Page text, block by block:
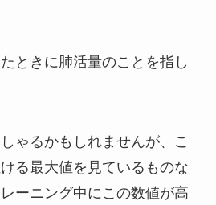
ときに肺活量のことを指し
ゃるかもしれませんが、こ
る最大値を見ているものな
ーニング中にこの数値が高